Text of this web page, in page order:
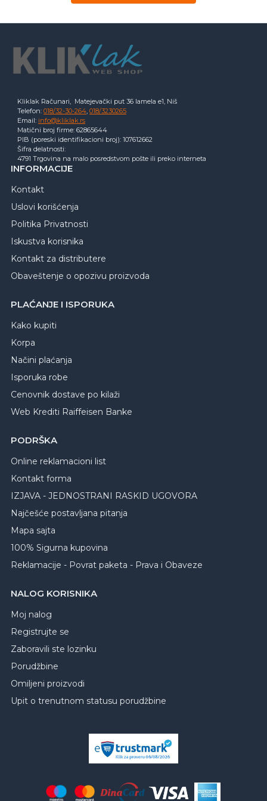
Kliklak Računari, Matejevački put 36 lamela e1, Niš
Telefon: 018/32-30-264, 018/3230265
Email: info@kliklak.rs
Matični broj firme: 62865644
PIB (poreski identifikacioni broj): 107612662
Šifra delatnosti:
4791 Trgovina na malo posredstvom pošte ili preko interneta
INFORMACIJE
Kontakt
Uslovi korišćenja
Politika Privatnosti
Iskustva korisnika
Kontakt za distributere
Obaveštenje o opozivu proizvoda
PLAĆANJE I ISPORUKA
Kako kupiti
Korpa
Načini plaćanja
Isporuka robe
Cenovnik dostave po kilaži
Web Krediti Raiffeisen Banke
PODRŠKA
Online reklamacioni list
Kontakt forma
IZJAVA - JEDNOSTRANI RASKID UGOVORA
Najčešće postavljana pitanja
Mapa sajta
100% Sigurna kupovina
Reklamacije - Povrat paketa - Prava i Obaveze
NALOG KORISNIKA
Moj nalog
Registrujte se
Zaboravili ste lozinku
Porudžbine
Omiljeni proizvodi
Upit o trenutnom statusu porudžbine